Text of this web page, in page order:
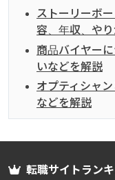
ストーリーボ
容、年収、や
商品バイヤー
いなどを解説
オプティシャ
などを解説
転職サイトラン